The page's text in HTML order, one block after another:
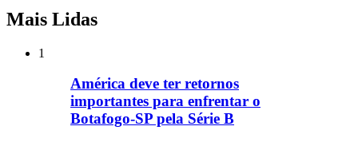
Mais Lidas
1
América deve ter retornos
importantes para enfrentar o
Botafogo-SP pela Série B